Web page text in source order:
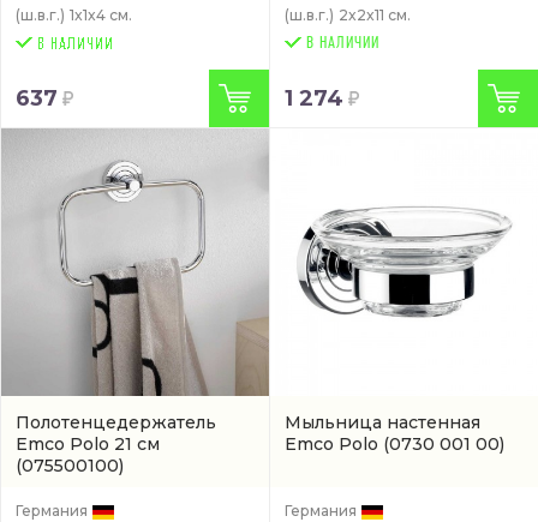
(ш.в.г.) 1x1x4 см.
637
(ш.в.г.) 2x2x11 см.
В НАЛИЧИИ
1 274
Полотенцедержатель
Emco Polo 21 см
(075500100)
Германия
Мыльница настенная
Emco Polo (0730 001 00)
Германия